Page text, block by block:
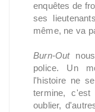
enquêtes de
ses
même, ne va
Burn-Outnous
police. Un
l'histoire ne
termine,
oublier,